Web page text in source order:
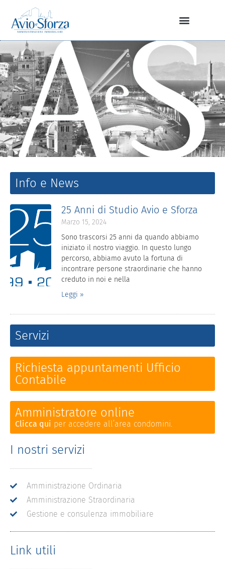
Info e News
25 Anni di Studio Avio e Sforza
Marzo 15, 2024
Sono trascorsi 25 anni da quando abbiamo
iniziato il nostro viaggio. In questo lungo
percorso, abbiamo avuto la fortuna di
incontrare persone straordinarie che hanno
creduto in noi e nella
Leggi »
Servizi
Richiesta appuntamenti Ufficio
Contabile
Amministratore online
Clicca qui per accedere all’area condomini.
I nostri servizi
Amministrazione Ordinaria
Amministrazione Straordinaria
Gestione e consulenza immobiliare
Link utili